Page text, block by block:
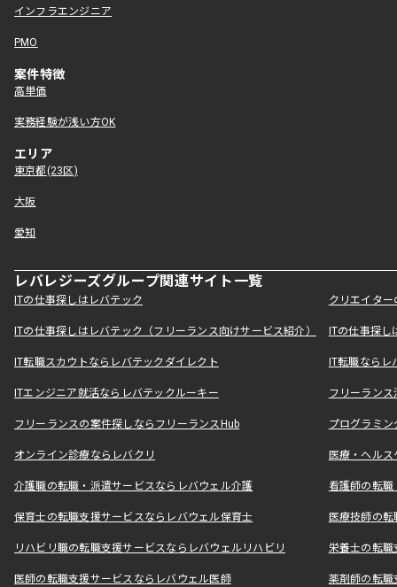
インフラエンジニア
PMO
案件特徴
高単価
実務経験が浅い方OK
エリア
東京都(23区)
大阪
愛知
レバレジーズグループ関連サイト一覧
ITの仕事探しはレバテック クリエイタ
ITの仕事探しはレバテック（フリーランス向けサービス紹介） ITの仕事探
IT転職スカウトならレバテックダイレクト IT転職なら
ITエンジニア就活ならレバテックルーキー フリーラン
フリーランスの案件探しならフリーランスHub プログラミ
オンライン診療ならレバクリ 医療・ヘル
介護職の転職・派遣サービスならレバウェル介護 看護師の転
保育士の転職支援サービスならレバウェル保育士 医療技師の
リハビリ職の転職支援サービスならレバウェルリハビリ 栄養士の転
医師の転職支援サービスならレバウェル医師 薬剤師の転